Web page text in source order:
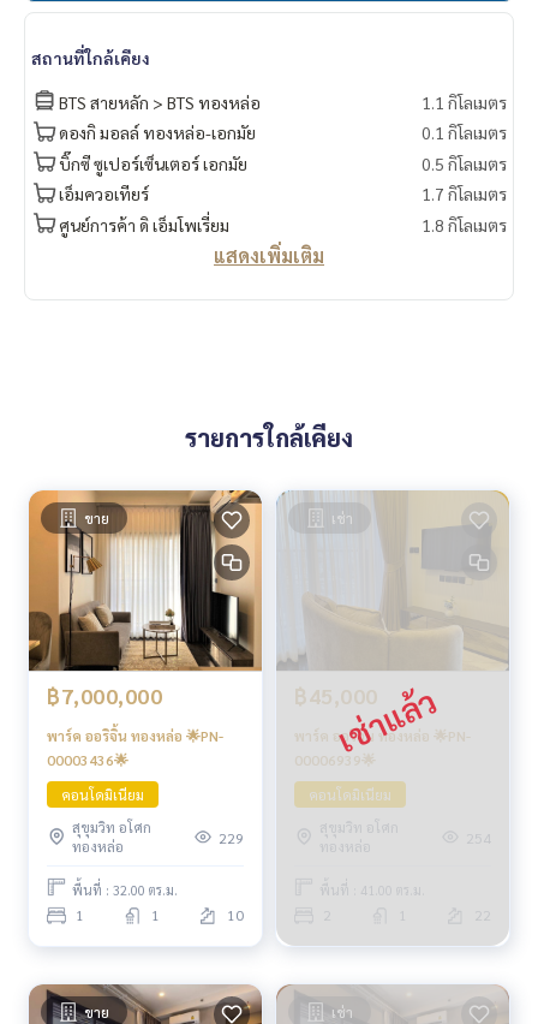
สถานที่ใกล้เคียง
BTS สายหลัก > BTS ทองหล่อ
1.1 กิโลเมตร
ดองกิ มอลล์ ทองหล่อ-เอกมัย
0.1 กิโลเมตร
บิ๊กซี ซูเปอร์เซ็นเตอร์ เอกมัย
0.5 กิโลเมตร
เอ็มควอเทียร์
1.7 กิโลเมตร
ศูนย์การค้า ดิ เอ็มโพเรี่ยม
1.8 กิโลเมตร
แสดงเพิ่มเติม
รายการใกล้เคียง
ขาย
฿7,000,000
พาร์ค ออริจิ้น ทองหล่อ 🌟PN-
00003436🌟
คอนโดมิเนียม
สุขุมวิท อโศก
ทองหล่อ
229
พื้นที่ : 32.00 ตร.ม.
1 1 10
เช่า
฿45,000
พาร์ค ออริจิ้น ทองหล่อ 🌟PN-
00006939🌟
คอนโดมิเนียม
สุขุมวิท อโศก
ทองหล่อ
254
พื้นที่ : 41.00 ตร.ม.
ขาย เช่า